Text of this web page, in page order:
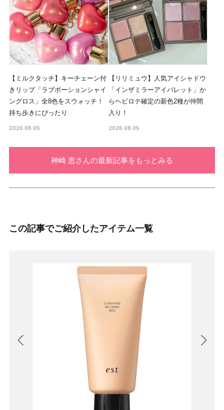
【ミルクタッチ】キーチェーン付
きリップ「ラブポーションシャイ
ングロス」全8色をスウォッチ！
持ち歩きにぴったり
2026.08.05
【リリミュウ】人気アイシャドウ
「インザミラーアイパレット」か
らヘビロテ確定の新色2種が仲間
入り！
2026.08.05
神崎 恵さんの最新記事をもっとみる
この記事でご紹介したアイテム一覧